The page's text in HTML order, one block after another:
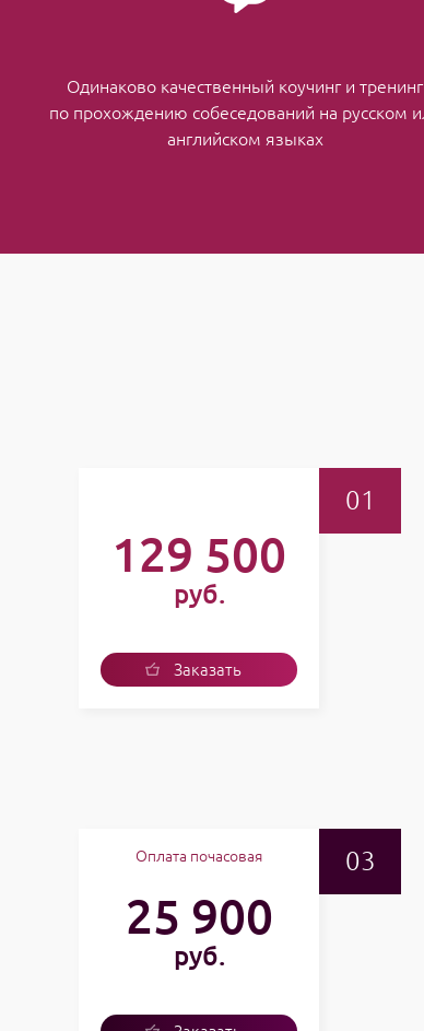
Одинаково качественный коучинг и тренинг
по прохождению собеседований на русском
английском языках
129 500
руб.
Оплата почасовая
25 900
руб.